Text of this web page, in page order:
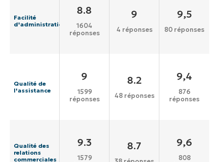
Facilité
d'administration
8.8
1604
réponses
9
4 réponses
9,5
80 réponses
Qualité de
l'assistance
9
1599
réponses
8.2
48 réponses
9,4
876
réponses
Qualité des
relations
commerciales
9.3
1579
8.7 9,6
808